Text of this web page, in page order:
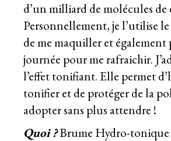
d’un milliard de molécules de
Personnellement, je l’utilise
de me maquiller et
journée pour me rafraichir.
l’effet tonifiant. Elle permet
tonifier et de protéger de la
adopter sans plus attendre !
Quoi ?Brume Hydro-tonique